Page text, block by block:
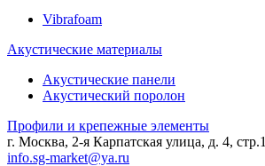
Vibrafoam
Акустические материалы
Акустические панели
Акустический поролон
Профили и крепежные элементы
г. Москва, 2-я Карпатская улица, д. 4, стр.1
info.sg-market@ya.ru